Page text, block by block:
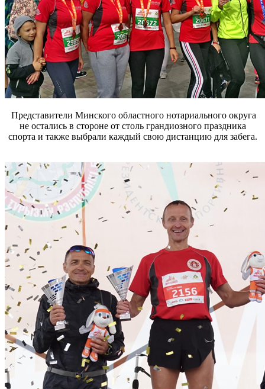
Представители Минского областного нотариального округа
не остались в стороне от столь грандиозного праздника
спорта и также выбрали каждый свою дистанцию для забега.